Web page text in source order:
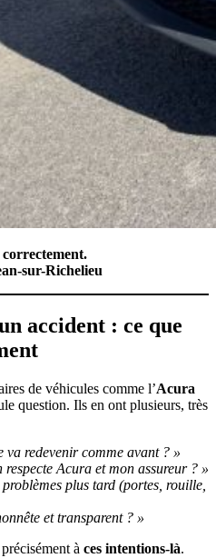
sur-Richelieu
accident : ce que
de véhicules comme l’Acura
question. Ils en ont plusieurs, très
va redevenir comme avant ? »
Acura et mon assureur ? »
plus tard (portes, rouille,
et transparent ? »
à ces intentions-là.